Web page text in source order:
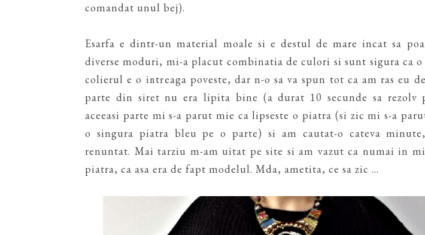
comandat unul bej).
Esarfa e dintr-un material moale si e destul de mare incat sa
diverse moduri, mi-a placut combinatia de culori si sunt sigura ca o
colierul e o intreaga poveste, dar n-o sa va spun tot ca am ras eu
parte din siret nu era lipita bine (a durat 10 secunde sa rezolv
aceeasi parte mi s-a parut mie ca lipseste o piatra (si zic mi s-a
o singura piatra bleu pe o parte) si am cautat-o cateva
renuntat. Mai tarziu m-am uitat pe site si am vazut ca numai in
piatra, ca asa era de fapt modelul. Mda, ametita, ce sa zic ...